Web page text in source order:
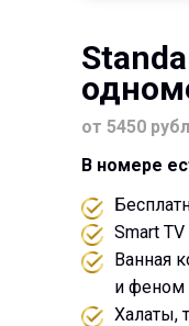
от 5450
Smart TV
Ванная
и феном
Халаты,
В номере